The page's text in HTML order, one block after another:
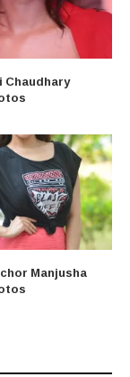
Chaudhary
Manjusha